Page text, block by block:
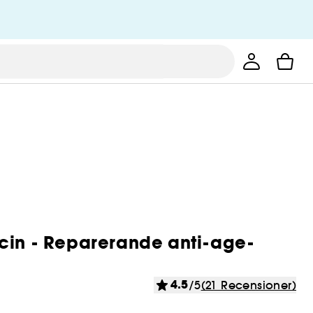
- Reparerande anti-age-
4.5/5(21 Recensioner)